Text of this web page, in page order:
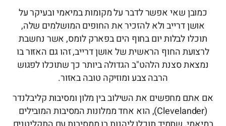
כמובן שאי אפשר לדבר על מקומות במיאמי ובעיקר על
אושן דרייב ולא להזכיר את החופים המושלמים שלה,
תוכלו לבלות יום בחוף הים בפארק לומס, אשר נחשבת
לרצועת החוף הראשית של אושן דרייב, זהו גם האזור בו
נמצאת סצנת הלהט"ב הגדולה ביותר כך שתוכלו לפגוש
הרבה צבע ומוזיקה טובה באזור.
אם אתם מחפשים את השילוב בין מלון ומסיבות קליבלנדר
(Clevelander), הוא אחד ממלונות המסיבות המובילים